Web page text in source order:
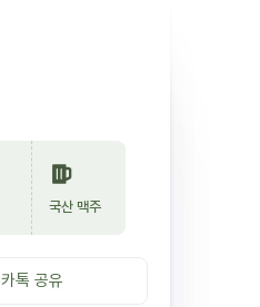
국산 맥주
카톡 공유